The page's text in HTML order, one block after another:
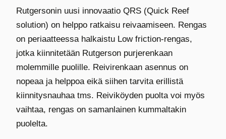
Rutgersonin uusi innovaatio QRS (Quick Reef
solution) on helppo ratkaisu reivaamiseen. Rengas
on periaatteessa halkaistu Low friction-rengas,
jotka kiinnitetään Rutgerson purjerenkaan
molemmille puolille. Reivirenkaan asennus on
nopeaa ja helppoa eikä siihen tarvita erillistä
kiinnitysnauhaa tms. Reiviköyden puolta voi myös
vaihtaa, rengas on samanlainen kummaltakin
puolelta.